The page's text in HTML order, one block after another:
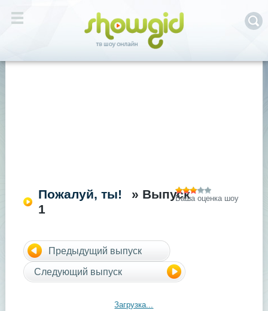
Пожалуй, ты!
» Выпуск
1
Ваша оценка шоу
Предыдущий выпуск
Следующий выпуск
Загрузка...